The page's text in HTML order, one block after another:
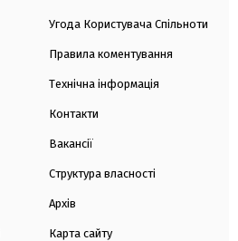
Угода Користувача Спільноти
Правила коментування
Технічна інформація
Контакти
Вакансії
Структура власності
Архів
Карта сайту